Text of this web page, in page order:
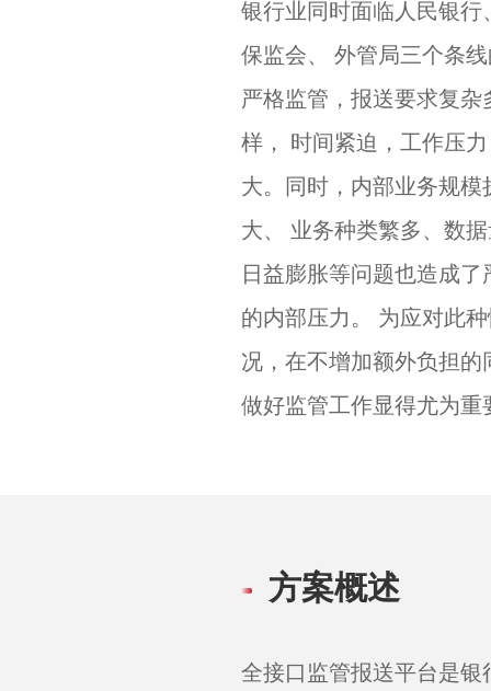
银行业同时面临人民银行
保监会、 外管局三个条
严格监管，报送要求复杂
样， 时间紧迫，工作压力
大。同时，内部业务规模
大、 业务种类繁多、数
日益膨胀等问题也造成了
的内部压力。 为应对此
况，在不增加额外负担的
做好监管工作显得尤为重
方案概述
全接口监管报送平台是